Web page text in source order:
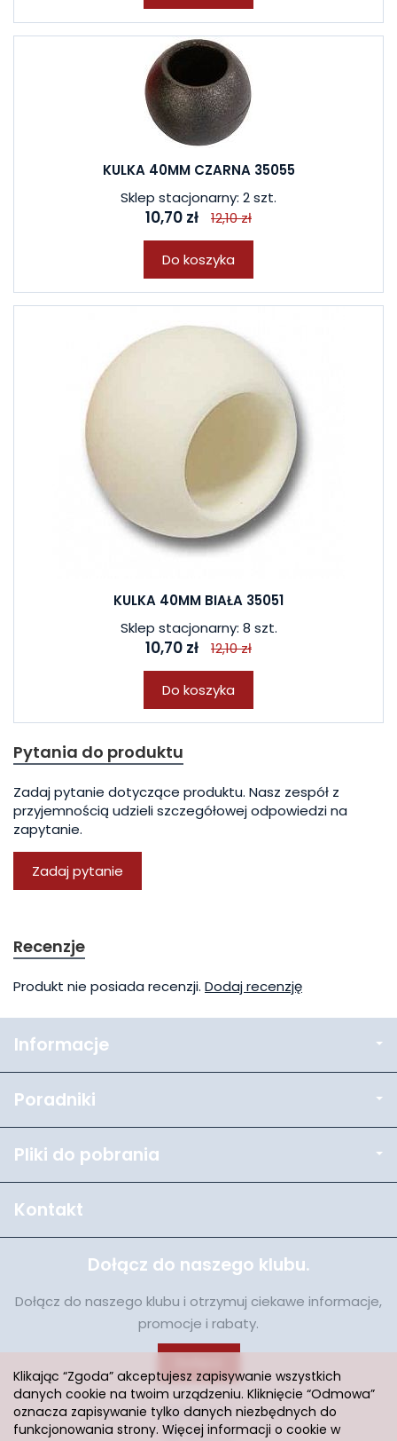
KULKA 40MM CZARNA 35055
Sklep stacjonarny: 2 szt.
10,70 zł 12,10 zł
Do koszyka
KULKA 40MM BIAŁA 35051
Sklep stacjonarny: 8 szt.
10,70 zł 12,10 zł
Do koszyka
Pytania do produktu
Zadaj pytanie dotyczące produktu. Nasz zespół z
przyjemnością udzieli szczegółowej odpowiedzi na
zapytanie.
Zadaj pytanie
Recenzje
Produkt nie posiada recenzji. Dodaj recenzję
Informacje
Poradniki
Pliki do pobrania
Kontakt
Dołącz do naszego klubu.
Dołącz do naszego klubu i otrzymuj ciekawe informacje,
promocje i rabaty.
Klikając “Zgoda” akceptujesz zapisywanie wszystkich
danych cookie na twoim urządzeniu. Kliknięcie “Odmowa”
oznacza zapisywanie tylko danych niezbędnych do
funkcjonowania strony. Więcej informacji o cookie w